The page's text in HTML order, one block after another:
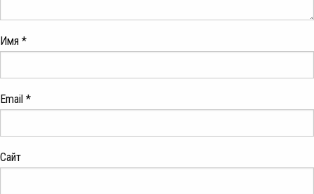
Имя *
Email *
Сайт